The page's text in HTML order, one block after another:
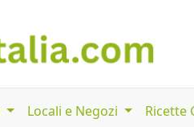
Locali e Negozi Ricette